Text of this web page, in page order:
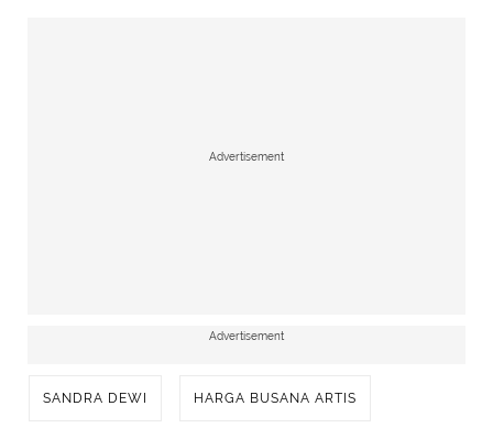
Advertisement
Advertisement
SANDRA DEWI HARGA BUSANA ARTIS